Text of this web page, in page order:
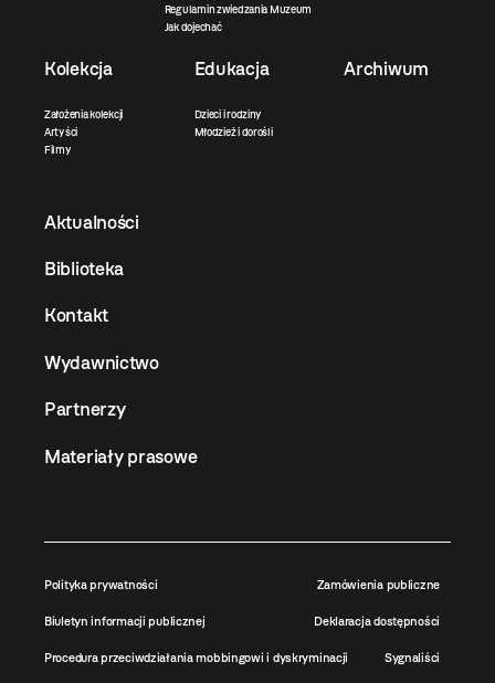
Regulamin zwiedzania Muzeum
Jak dojechać
Kolekcja
Założenia kolekcji
Artyści
Filmy
Edukacja
Dzieci i rodziny
Młodzież i dorośli
Archiwum
Aktualności
Biblioteka
Kontakt
Wydawnictwo
Partnerzy
Materiały prasowe
Polityka prywatności Zamówienia publiczne
Biuletyn informacji publicznej Deklaracja dostępności
Procedura przeciwdziałania mobbingowi i dyskryminacji Sygnaliści